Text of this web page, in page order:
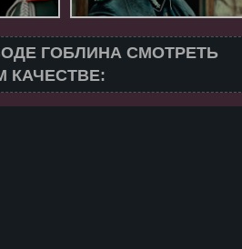
ГОБЛИНА СМОТРЕТЬ
КАЧЕСТВЕ: